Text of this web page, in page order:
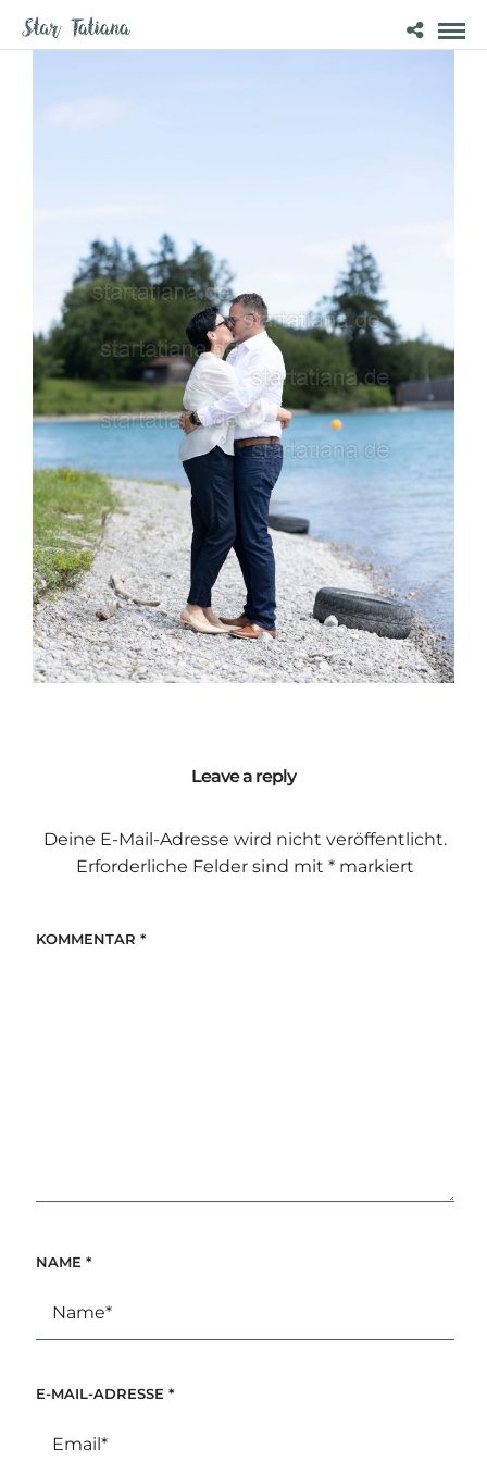
Leave a reply
Deine E-Mail-Adresse wird nicht veröffentlicht.
Erforderliche Felder sind mit *markiert
KOMMENTAR *
NAME *
E-MAIL-ADRESSE *